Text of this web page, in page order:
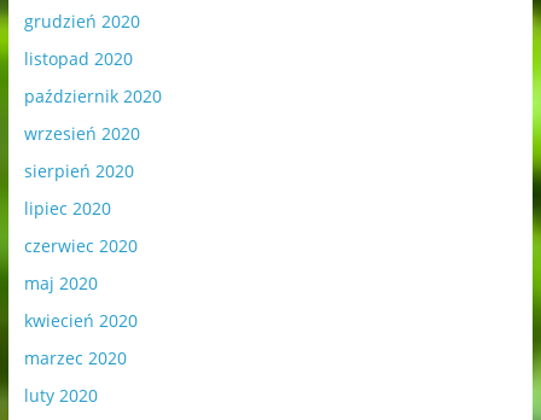
grudzień 2020
listopad 2020
październik 2020
wrzesień 2020
sierpień 2020
lipiec 2020
czerwiec 2020
maj 2020
kwiecień 2020
marzec 2020
luty 2020